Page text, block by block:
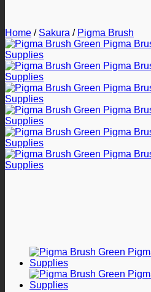
Home / Sakura / Pigma Brush